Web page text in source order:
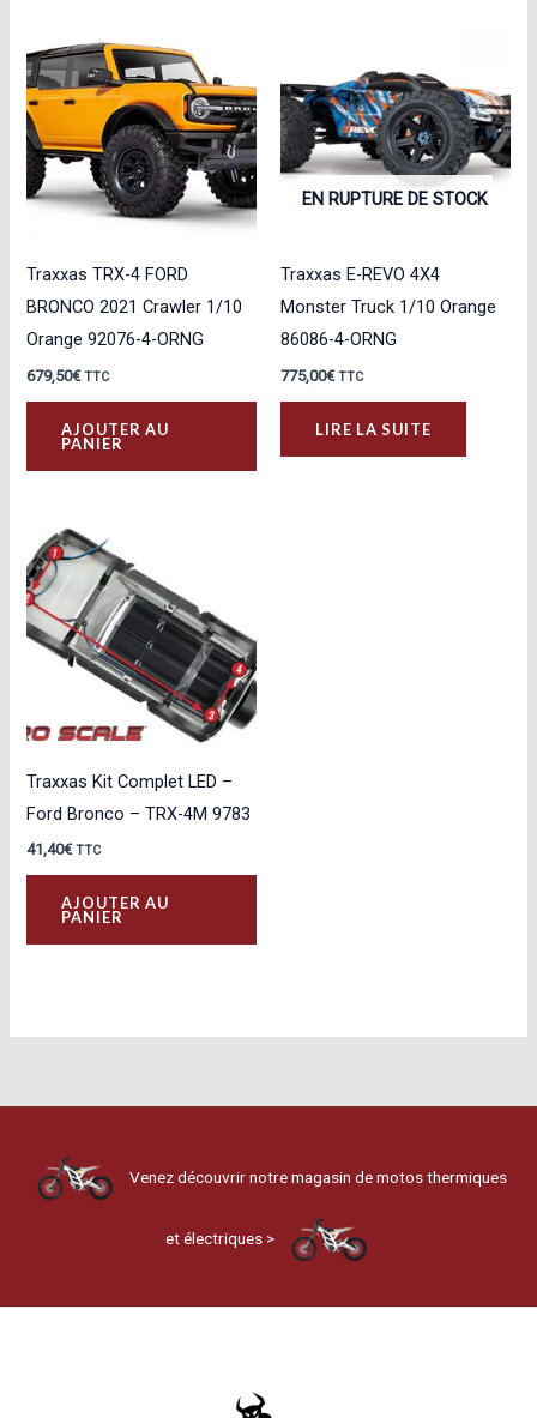
Traxxas TRX-4 FORD
BRONCO 2021 Crawler 1/10
Orange 92076-4-ORNG
679,50€ TTC
AJOUTER AU
PANIER
EN RUPTURE DE STOCK
Traxxas E-REVO 4X4
Monster Truck 1/10 Orange
86086-4-ORNG
775,00€ TTC
LIRE LA SUITE
Traxxas Kit Complet LED –
Ford Bronco – TRX-4M 9783
41,40€ TTC
AJOUTER AU
PANIER
Venez découvrir notre magasin de motos thermiques
et électriques >